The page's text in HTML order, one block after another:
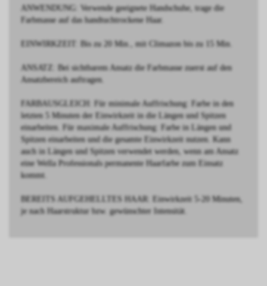
ANWENDUNG: Verwende geeignete Handschuhe, trage die
Farbmasse auf das handtuchtrockene Haar.
EINWIRKZEIT: Bis zu 20 Min., mit Climazon bis zu 15 Min.
ANSATZ: Bei sichtbarem Ansatz die Farbmasse zuerst auf den
Ansatzbereich auftragen.
FARBAUSGLEICH: Für minimale Auffrischung: Farbe in den
letzten 5 Minuten der Einwirkzeit in die Längen und Spitzen
einarbeiten. Für maximale Auffrischung: Farbe in Längen und
Spitzen einarbeiten und die gesamte Einwirkzeit nutzen. Kann
auch in Längen und Spitzen verwendet werden, wenn am Ansatz
eine Wella Professionals permanente Haarfarbe zum Einsatz
kommt.
BEREITS AUFGEHELLTES HAAR: Einwirkzeit 5-20 Minuten,
je nach Haarstruktur bzw. gewünschter Intensität.